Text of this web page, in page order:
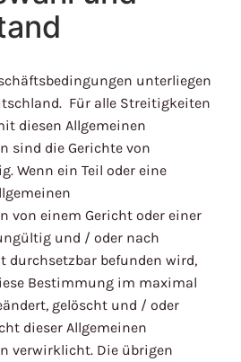
unterliegen
Für alle Streitigkeiten
diesen Allgemeinen
sind die Gerichte von
Wenn ein Teil oder eine
von einem Gericht oder einer
und / oder nach
durchsetzbar befunden wird,
Bestimmung im maximal
gelöscht und / oder
dieser Allgemeinen
verwirklicht. Die übrigen